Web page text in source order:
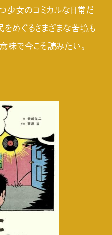
少女のコミカルな日常だ
をめぐるさまざまな苦境も
味で今こそ読みたい。